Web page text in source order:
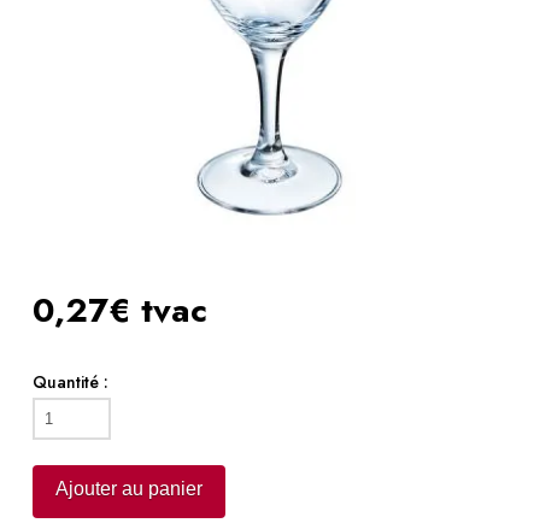
0,27€ tvac
Quantité :
quantité
de
Verre
élégance
Ajouter au panier